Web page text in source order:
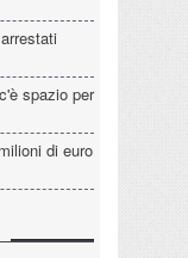
spazio per
di euro